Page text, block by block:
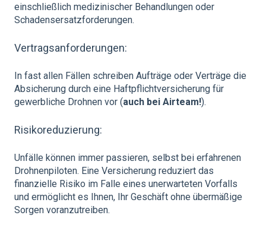
einschließlich medizinischer Behandlungen oder
Schadensersatzforderungen.
Vertragsanforderungen:
In fast allen Fällen schreiben Aufträge oder Verträge die
Absicherung durch eine Haftpflichtversicherung für
gewerbliche Drohnen vor (auch bei Airteam!).
Risikoreduzierung:
Unfälle können immer passieren, selbst bei erfahrenen
Drohnenpiloten. Eine Versicherung reduziert das
finanzielle Risiko im Falle eines unerwarteten Vorfalls
und ermöglicht es Ihnen, Ihr Geschäft ohne übermäßige
Sorgen voranzutreiben.